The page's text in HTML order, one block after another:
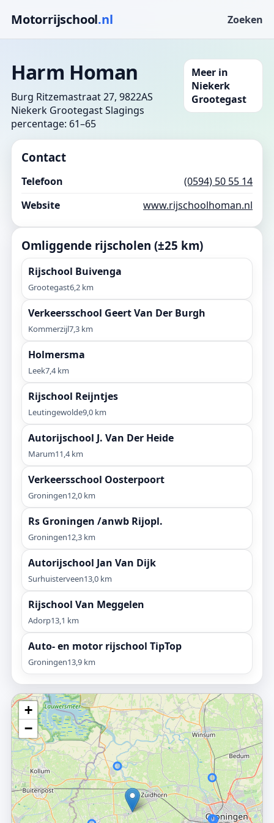
Motorrijschool.nl Zoeken
Harm Homan
Burg Ritzemastraat 27, 9822AS
Niekerk GrootegastSlagings
percentage: 61–65
Meer in
Niekerk
Grootegast
Contact
Telefoon
(0594) 50 55 14
Website
www.rijschoolhoman.nl
Omliggende rijscholen (±25 km)
Rijschool Buivenga
Grootegast6,2 km
Verkeersschool Geert Van Der Burgh
Kommerzijl7,3 km
Holmersma
Leek7,4 km
Rijschool Reijntjes
Leutingewolde9,0 km
Autorijschool J. Van Der Heide
Marum11,4 km
Verkeersschool Oosterpoort
Groningen12,0 km
Rs Groningen /anwb Rijopl.
Groningen12,3 km
Autorijschool Jan Van Dijk
Surhuisterveen13,0 km
Rijschool Van Meggelen
Adorp13,1 km
Auto- en motor rijschool TipTop
Groningen13,9 km
+
−